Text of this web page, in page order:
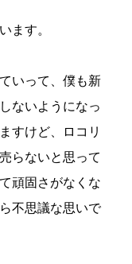
ます。
いって、僕も新
ないようになっ
すけど、ロコリ
らないと思って
頑固さがなくな
不思議な思いで